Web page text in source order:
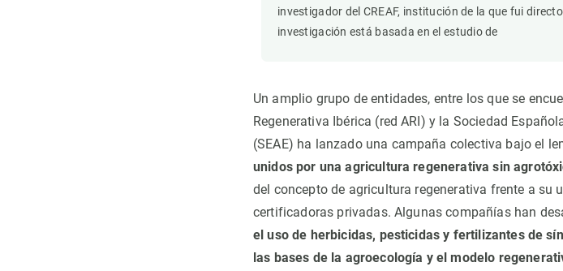
investigador del CREAF, institución de la que fui
investigación está basada en el estudio de
Un amplio grupo de entidades, entre los que se
Regenerativa Ibérica (red ARI) y la Sociedad
(SEAE) ha lanzado una campaña colectiva bajo el
unidos por una agricultura regenerativa sin
del concepto de agricultura regenerativa frente a su
certificadoras privadas. Algunas compañías han
el uso de herbicidas, pesticidas y fertilizantes de
las bases de la agroecología y el modelo